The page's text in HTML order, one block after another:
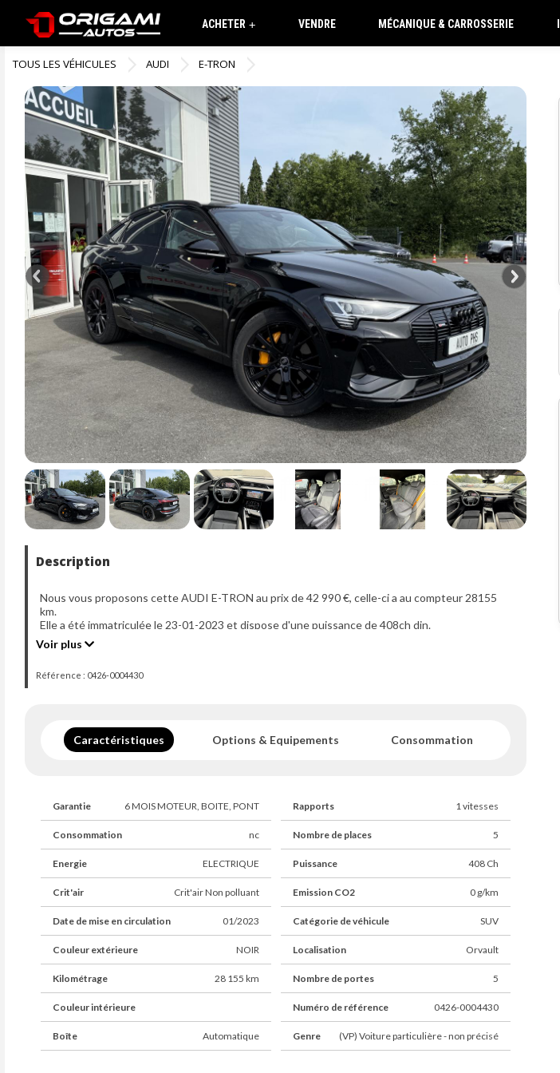
+
ACHETER VENDRE MÉCANIQUE & CARROSSERIE
TOUS LES VÉHICULES AUDI E-TRON
Description
Nous vous proposons cette AUDI E-TRON au prix de 42 990 €, celle-ci a au compteur 28155
km.
Elle a été immatriculée le 23-01-2023 et dispose d'une puissance de 408ch din.
Voir plus
Référence : 0426-0004430
Caractéristiques Options & Equipements Consommation
Garantie 6 MOIS MOTEUR, BOITE, PONT
Consommation nc
Energie ELECTRIQUE
Crit'air Crit'air Non polluant
Date de mise en circulation 01/2023
Couleur extérieure NOIR
Kilométrage 28 155 km
Couleur intérieure
Boîte Automatique
Rapports 1 vitesses
Nombre de places 5
Puissance 408 Ch
Emission CO2 0 g/km
Catégorie de véhicule SUV
Localisation Orvault
Nombre de portes 5
Numéro de référence 0426-0004430
Genre (VP) Voiture particulière - non précisé